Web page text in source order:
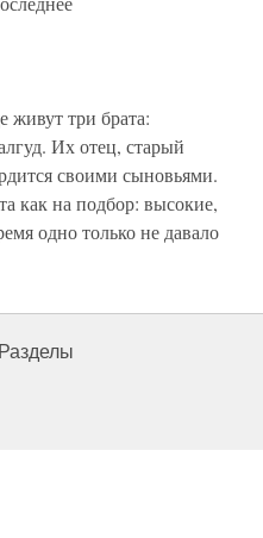
живут три брата:
Их отец, старый
своими сыновьями.
как на подбор: высокие,
одно только не давало
Разделы